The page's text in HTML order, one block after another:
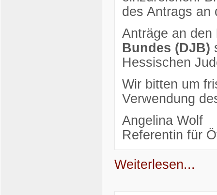
des Antrags an
Anträge an den
Bundes (DJB)
Hessischen
Wir bitten um
Verwendung
Angelina Wolf
Referentin für
Weiterlesen...